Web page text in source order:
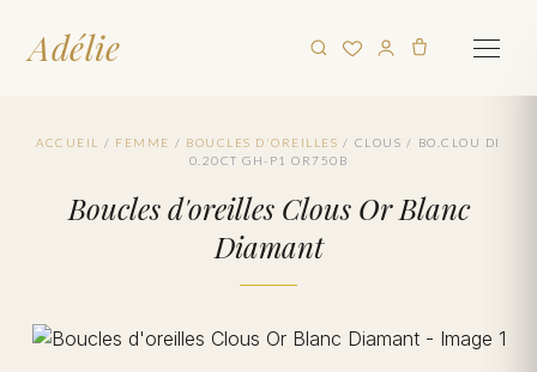
Adélie
ACCUEIL / FEMME / BOUCLES D'OREILLES / CLOUS / BO.CLOU DI
0.20CT GH-P1 OR750B
Boucles d'oreilles Clous Or Blanc
Diamant